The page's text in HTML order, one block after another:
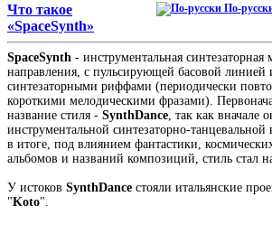
По-
Что такое
«SpaceSynth»
SpaceSynth - инструментальная синтезаторная
направления, с пульсирующей басовой линией
синтезаторными риффами (периодически
короткими мелодическими фразами).
название стиля - SynthDance , так как вначале
инструментальной синтезаторно-танцевальной
в итоге, под влиянием фантастики,
альбомов и названий композиций, стиль стал
У истоков SynthDance стояли итальянские
"Koto".